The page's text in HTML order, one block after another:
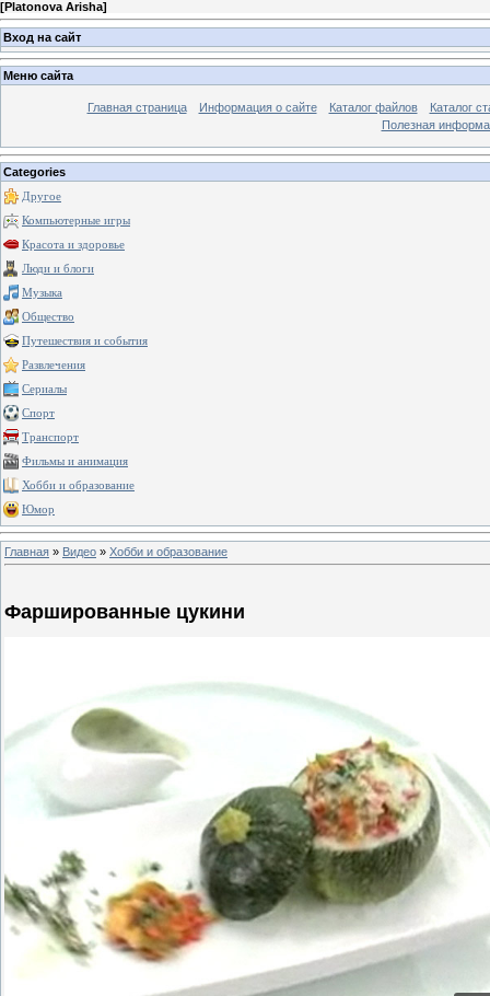
[Platonova Arisha]
Вход на сайт
Меню сайта
Главная страница Информация о сайте Каталог файлов
Каталог
Полезная
Categories
Другое
Компьютерные игры
Красота и здоровье
Люди и блоги
Музыка
Общество
Путешествия и события
Развлечения
Сериалы
Спорт
Транспорт
Фильмы и анимация
Хобби и образование
Юмор
Главная » Видео » Хобби и образование
Фаршированные цукини